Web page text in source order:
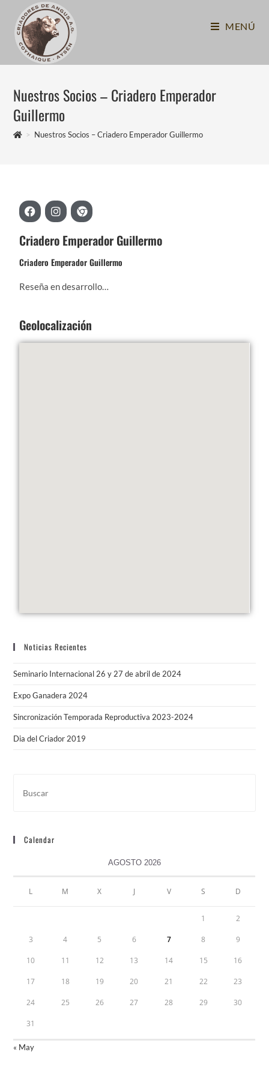
MENÚ
Nuestros Socios – Criadero Emperador
Guillermo
> Nuestros Socios – Criadero Emperador Guillermo
Criadero Emperador Guillermo
Criadero Emperador Guillermo
Reseña en desarrollo…
Geolocalización
Noticias Recientes
Seminario Internacional 26 y 27 de abril de 2024
Expo Ganadera 2024
Sincronización Temporada Reproductiva 2023-2024
Dia del Criador 2019
Calendar
AGOSTO 2026
L M X J V S D
1 2
3 4 5 6 7 8 9
10 11 12 13 14 15 16
17 18 19 20 21 22 23
24 25 26 27 28 29 30
31
« May